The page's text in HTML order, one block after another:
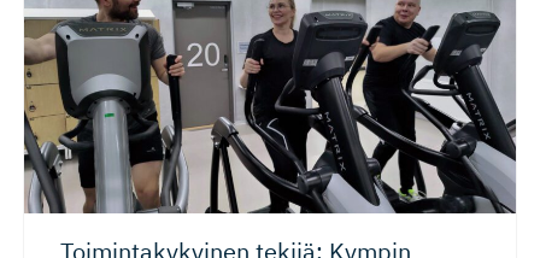
Toimintaky­kyinen tekijä: Kympin